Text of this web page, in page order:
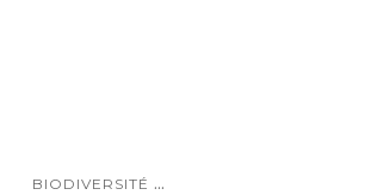
BIODIVERSITÉ ...